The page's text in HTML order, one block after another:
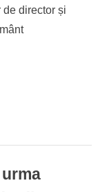
director și